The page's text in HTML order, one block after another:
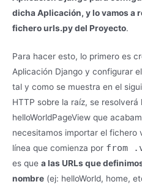
dicha Aplicación, y lo vamos a
fichero urls.py del Proyecto.
Para hacer esto, lo primero es
Aplicación Django y configurar
tal y como se muestra en el
HTTP sobre la raíz, se resolverá
helloWorldPageView que
necesitamos importar el fichero
línea que comienza por from
es que a las URLs que
nombre (ej: helloWorld, home,